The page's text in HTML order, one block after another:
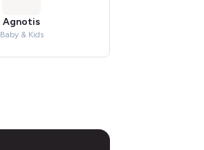
Agnotis
Baby & Kids